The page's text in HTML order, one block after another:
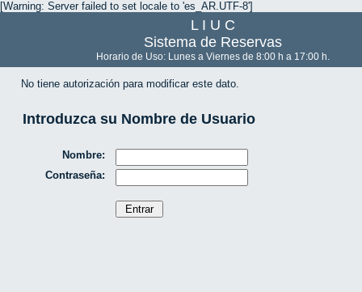
[Warning: Server failed to set locale to 'es_AR.UTF-8']
L I U C
Sistema de Reservas
Horario de Uso: Lunes a Viernes de 8:00 h a 17:00 h.
No tiene autorización para modificar este dato.
Introduzca su Nombre de Usuario
Nombre:
Contraseña: